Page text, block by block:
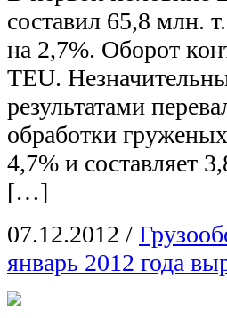
составил 65,8 млн.
на 2,7%. Оборот
TEU.
результатами
обработки
4,7% и составляет
[…]
07.12.2012 /
январь 2012 года